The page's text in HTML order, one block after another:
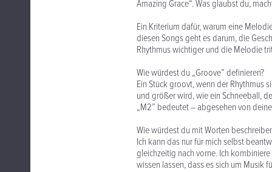
Amazing Grace“. Was glaubst du,
Ein Kriterium dafür, warum eine
diesen Songs geht es darum, die
Rhythmus wichtiger und die Melodie
Wie würdest du „Groove” definieren?
Ein Stück groovt, wenn der Rhythmus
und größer wird, wie ein Schneeball,
„M2” bedeutet – abgesehen von
Wie würdest du mit Worten
Ich kann das nur für mich selbst
gleichzeitig nach vorne. Ich
wissen lassen, dass es sich um Musik